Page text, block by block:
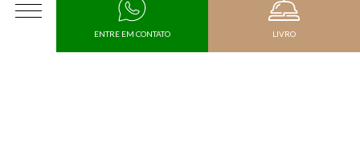
Hotel Diplomático, Av. Belgrano 1041, M5500 Mendoza,
Argentina, Capital, Mendoza - Argentina
ENTRE EM CONTATO LIVRO